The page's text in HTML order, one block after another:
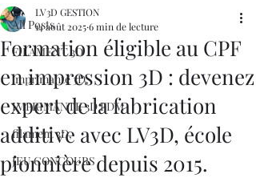
All Posts
FILAMENT 3D
imprimante 3D,
IMPRIMANTE 3D FDM
filament 3D,
JEU CONCOURS
Formation éligible au CPF
en impression 3D : devenez
expert de la fabrication
additive avec LV3D, école
pionnière depuis 2015.
LV3D GESTION
14 août 20256 min de lecture